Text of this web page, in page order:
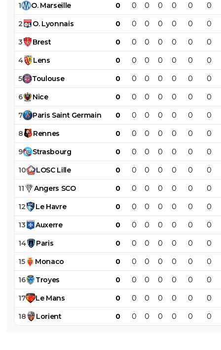
1 O. Marseille 0 0 0 0 0 0 0
2 O. Lyonnais 0 0 0 0 0 0 0
3 Brest 0 0 0 0 0 0 0
4 Lens 0 0 0 0 0 0 0
5 Toulouse 0 0 0 0 0 0 0
6 Nice 0 0 0 0 0 0 0
7 Paris Saint Germain 0 0 0 0 0 0 0
8 Rennes 0 0 0 0 0 0 0
9 Strasbourg 0 0 0 0 0 0 0
10 LOSC Lille 0 0 0 0 0 0 0
11 Angers SCO 0 0 0 0 0 0 0
12 Le Havre 0 0 0 0 0 0 0
13 Auxerre 0 0 0 0 0 0 0
14 Paris 0 0 0 0 0 0 0
15 Monaco 0 0 0 0 0 0 0
16 Troyes 0 0 0 0 0 0 0
17 Le Mans 0 0 0 0 0 0 0
18 Lorient 0 0 0 0 0 0 0